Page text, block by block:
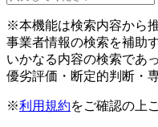
※本機能は検索内容から
事業者情報の検索を補助
いかなる内容の検索であ
優劣評価・断定的判断・
※利用規約をご確認の上